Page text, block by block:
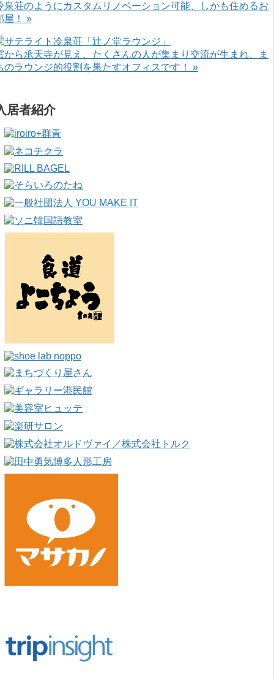
泉荘のようにカスタムリノベーション可能、しかも住めるお
屋！ »
から承天寺が見え、たくさんの人が集まり交流が生まれ、ま
のラウンジ的役割を果たすオフィスです！ »
居者紹介